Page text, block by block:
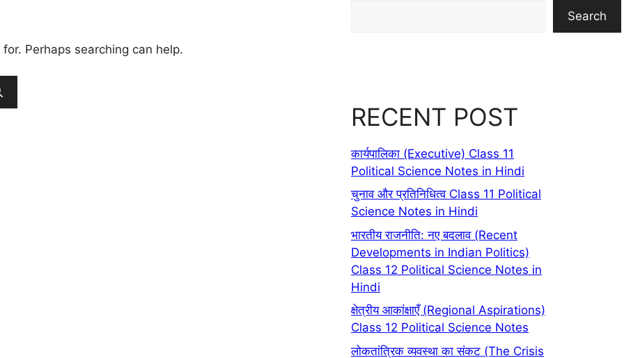
Perhaps searching can help.
Search
RECENT POST
कार्यपालिका (Executive) Class 11
Political Science Notes in Hindi
चुनाव और प्रतिनिधित्व Class 11 Political
Science Notes in Hindi
भारतीय राजनीति: नए बदलाव (Recent
Developments in Indian Politics)
Class 12 Political Science Notes in
Hindi
क्षेत्रीय आकांक्षाएँ (Regional Aspirations)
Class 12 Political Science Notes
लोकतांत्रिक व्यवस्था का संकट (The Crisis